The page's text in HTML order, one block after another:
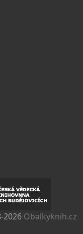
2026 Obalkyknih.cz